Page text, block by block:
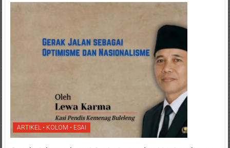
ARTIKEL • KOLOM • ESAI